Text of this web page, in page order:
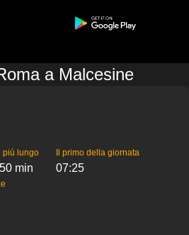
a Malcesine
più lungo
min
Il primo della giornata
07:25